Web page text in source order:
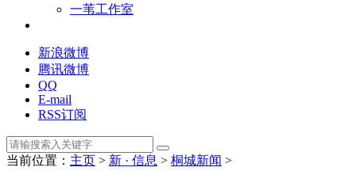
一苇工作室
新浪微博
腾讯微博
QQ
E-mail
RSS订阅
当前位置： 主页 > 新 · 信息 > 桐城新闻 >